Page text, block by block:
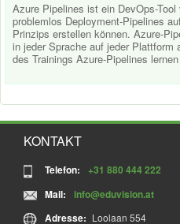
Azure Pipelines ist ein DevOps-
problemlos Deployment-Pipelines
Prinzips erstellen können. Azure-
in jeder Sprache auf jeder Plattform
des Trainings Azure-Pipelines
KONTAKT
Telefon:
+31 880 444 222
Mail:
info@eduvision.at
Adresse: Loolaan 554